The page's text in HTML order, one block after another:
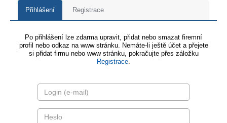
Přihlášení Registrace
Po přihlášení lze zdarma upravit, přidat nebo smazat firemní
profil nebo odkaz na www stránku. Nemáte-li ještě účet a přejete
si přidat firmu nebo www stránku, pokračujte přes záložku
Registrace.